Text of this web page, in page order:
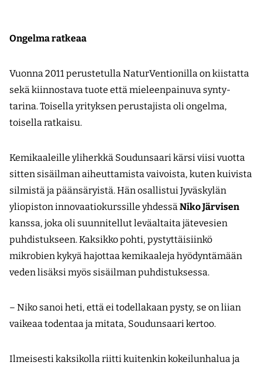
Ongelma ratkeaa
Vuonna 2011 perustetulla NaturVentionilla on kiistatta
sekä kiinnostava tuote että mieleen­painuva synty­
tarina. Toisella yrityksen perustajista oli ongelma,
toisella ratkaisu.
Kemikaaleille yliherkkä Soudunsaari kärsi viisi vuotta
sitten sisäilman aiheuttamista vaivoista, kuten kuivista
silmistä ja päänsäryistä. Hän osallistui Jyväskylän
yliopiston innovaatiokurssille yhdessäNiko Järvisen
kanssa, joka oli suunnitellut levä­altaita jätevesien
puhdistukseen. Kaksikko pohti, pystyttäisiinkö
mikrobien kykyä hajottaa kemikaaleja hyödyntämään
veden lisäksi myös sisäilman puhdistuksessa.
– Niko sanoi heti, että ei todellakaan pysty, se on liian
vaikeaa todentaa ja mitata, Soudunsaari kertoo.
Ilmeisesti kaksikolla riitti kuitenkin kokeilunhalua ja